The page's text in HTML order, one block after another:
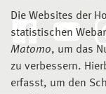
Die Websites der
statistischen
Matomo, um das
zu verbessern.
erfasst, um den